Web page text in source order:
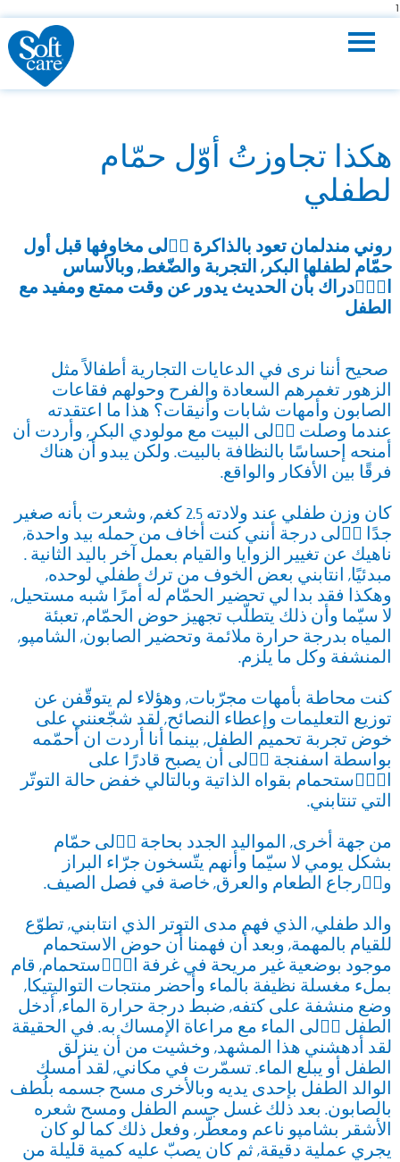
1
Toggle
هكذا تجاوزتُ أوّل حمّام
لطفلي
روني مندلمان تعود بالذاكرة الى مخاوفها قبل أول
حمام لطفلها البكر, التجربة والضغط, وبالأساس
الادراك بأن الحديث يدور عن وقت ممتع ومفيد مع
الطفل
صحيح أننا نرى في الدعايات التجارية أطفالاً مثل
الزهور تغمرهم السعادة والفرح وحولهم فقاعات
الصابون وأمهات شابات وأنيقات؟ هذا ما اعتقدته
عندما وصلت اٟلى البيت مع مولودي البكر, وأردت أن
أمنحه إحساسًا بالنظافة بالبيت. ولكن يبدو أن هناك
فرقًا بين الأفكار والواقع.
كان وزن طفلي عند ولادته 2.5 كغم, وشعرت بأنه صغير
جدًا اٟلى درجة أنني كنت أخاف من حمله بيد واحدة,
ناهيك عن تغيير الزوايا والقيام بعمل آخر باليد الثانية .
مبدئيًا, انتابني بعض الخوف من ترك طفلي لوحده,
وهكذا فقد بدا لي تحضير الحمّام له أمرًا شبه مستحيل,
لا سيّما وأن ذلك يتطلّب تجهيز حوض الحمّام, تعبئة
المياه بدرجة حرارة ملائمة وتحضير الصابون, الشامپو,
المنشفة وكل ما يلزم.
كنت محاطة بأمهات مجرّبات, وهؤلاء لم يتوقّفن عن
توزيع التعليمات وإعطاء النصائح, لقد شجّعنني على
خوض تجربة تحميم الطفل, بينما أنا أردت ان أحمّمه
بواسطة اسفنجة اٟلى أن يصبح قادرًا على
الاٟستحمام بقواه الذاتية وبالتالي خفض حالة التوتّر
التي تنتابني.
من جهة أخرى, المواليد الجدد بحاجة اٟلى حمّام
بشكل يومي لا سيّما وأنهم يتّسخون جرّاء البراز
واٟرجاع الطعام والعرق, خاصة في فصل الصيف.
والد طفلي, الذي فهم مدى التوتر الذي انتابني, تطوّع
للقيام بالمهمة, وبعد أن فهمنا أن حوض الاستحمام
موجود بوضعية غير مريحة في غرفة الاٟستحمام, قام
بملء مغسلة نظيفة بالماء وأحضر منتجات التواليتيكا,
وضع منشفة على كتفه, ضبط درجة حرارة الماء, أدخل
الطفل اٟلى الماء مع مراعاة الإمساك به. في الحقيقة
لقد أدهشني هذا المشهد, وخشيت من أن ينزلق
الطفل أو يبلع الماء. تسمّرت في مكاني, لقد أمسك
الوالد الطفل بإحدى يديه وبالأخرى مسح جسمه بلُطف
بالصابون. بعد ذلك غسل جسم الطفل ومسح شعره
الأشقر بشامپو ناعم ومعطّر, وفعل ذلك كما لو كان
يجري عملية دقيقة, ثم كان يصبّ عليه كمية قليلة من